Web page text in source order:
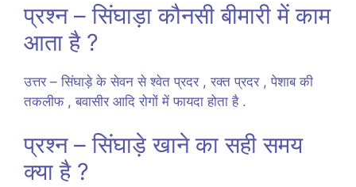
प्रश्न – सिंघाड़ा कौनसी बीमारी में काम
आता है ?
उत्तर – सिंघाड़े के सेवन से श्वेत प्रदर , रक्त प्रदर , पेशाब की
तकलीफ , बवासीर आदि रोगों में फायदा होता है .
प्रश्न – सिंघाड़े खाने का सही समय
क्या है ?